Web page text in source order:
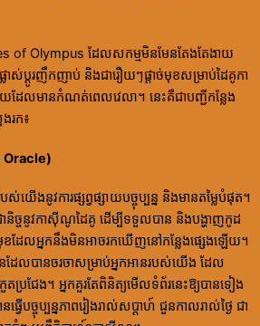
of Olympus ដែលសកម្មមិនមែនតែងតែងាយ
ស់ប្តូរញឹកញាប់ និងជារឿយៗផ្តាច់មុខសម្រាប់ដៃគូកា
ដែលមានកំណត់ពេលវេលា។ នេះគឺជាបញ្ជីកន្លែង
រក៖
Oracle)
យើងនូវការផ្សព្វផ្សាយបច្ចុប្បន្ន និងមានតម្លៃបំផុត។
និច្ចនូវកាស៊ីណូដៃគូ ដើម្បីទទួលបាន និងបង្ហាញកូដ
ដែលអ្នកនឹងមិនអាចរកឃើញនៅកន្លែងផ្សេងឡើយ។
នដែលបានចរចាសម្រាប់អ្នកអានរបស់យើង ដែល
តប្រជែង។ អ្នកគួរតែពិនិត្យមើលទំព័រនេះឱ្យបានទៀង
វើបច្ចុប្បន្នភាពរៀងរាល់សប្តាហ៍ ជួនកាលរាល់ថ្ងៃ ជា